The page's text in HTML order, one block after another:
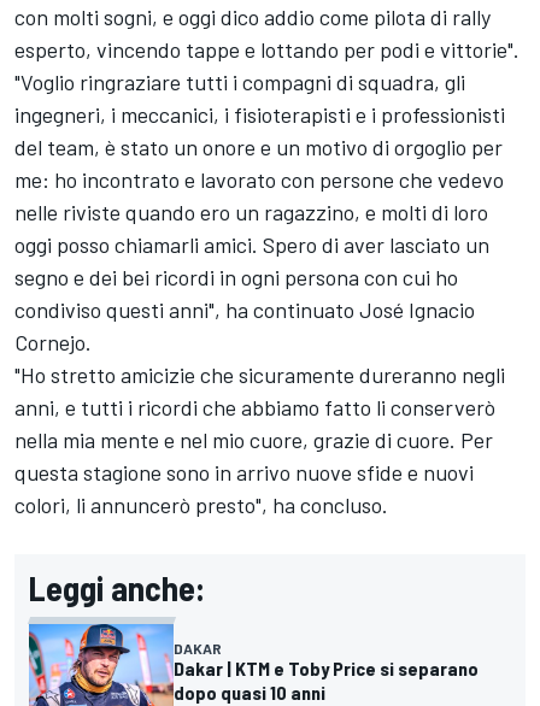
con molti sogni, e oggi dico addio come pilota di rally
esperto, vincendo tappe e lottando per podi e vittorie".
"Voglio ringraziare tutti i compagni di squadra, gli
ingegneri, i meccanici, i fisioterapisti e i professionisti
del team, è stato un onore e un motivo di orgoglio per
me: ho incontrato e lavorato con persone che vedevo
nelle riviste quando ero un ragazzino, e molti di loro
oggi posso chiamarli amici. Spero di aver lasciato un
segno e dei bei ricordi in ogni persona con cui ho
condiviso questi anni", ha continuato José Ignacio
Cornejo.
"Ho stretto amicizie che sicuramente dureranno negli
anni, e tutti i ricordi che abbiamo fatto li conserverò
nella mia mente e nel mio cuore, grazie di cuore. Per
questa stagione sono in arrivo nuove sfide e nuovi
colori, li annuncerò presto", ha concluso.
Leggi anche:
DAKAR
Dakar | KTM e Toby Price si separano
dopo quasi 10 anni